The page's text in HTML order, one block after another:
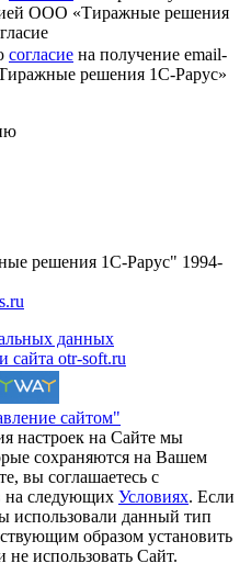
ООО «Тиражные решения
согласие на получение email-
решения 1С-Рарус»
решения 1С-Рарус" 1994-
данных
сайта otr-soft.ru
сайтом"
настроек на Сайте мы
сохраняются на Вашем
вы соглашаетесь с
на следующих Условиях. Если
использовали данный тип
образом установить
не использовать Сайт.